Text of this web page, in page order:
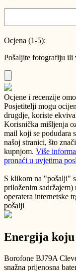
Ocjena (1-5):
Pošaljite fotografiju ili
Ocjene i recenzije
Posjetitelji mogu
drugdje, koriste
Korisnička mišljenja
mail koji se podudara
našoj stranici, što
kupnjom. Više
pronaći u uvjetima
S klikom na "pošalji"
priloženim sadržajem)
operatera internetske
pošalji
Energija koju
Borofone BJ79A
snažna prijenosna